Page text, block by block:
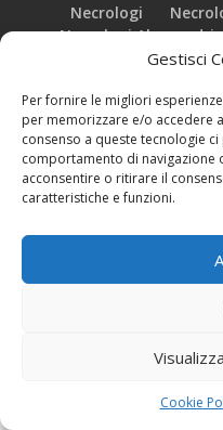
Gestisci
Per fornire le migliori
per memorizzare e/o accedere
consenso a queste tecnologie
comportamento di navigazione
acconsentire o ritirare il
caratteristiche e funzioni.
Cookie
Necrologi
Necrologi
Realizzazione grafica e
Casale